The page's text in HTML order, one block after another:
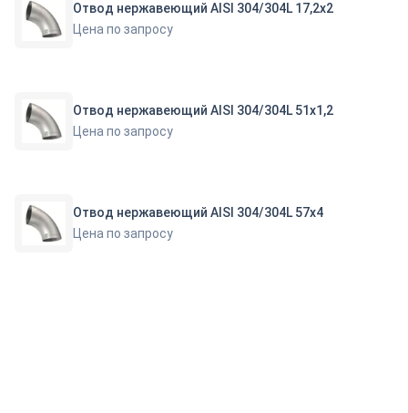
Отвод нержавеющий AISI 304/304L 17,2х2
Цена по запросу
Отвод нержавеющий AISI 304/304L 51х1,2
Цена по запросу
Отвод нержавеющий AISI 304/304L 57х4
Цена по запросу